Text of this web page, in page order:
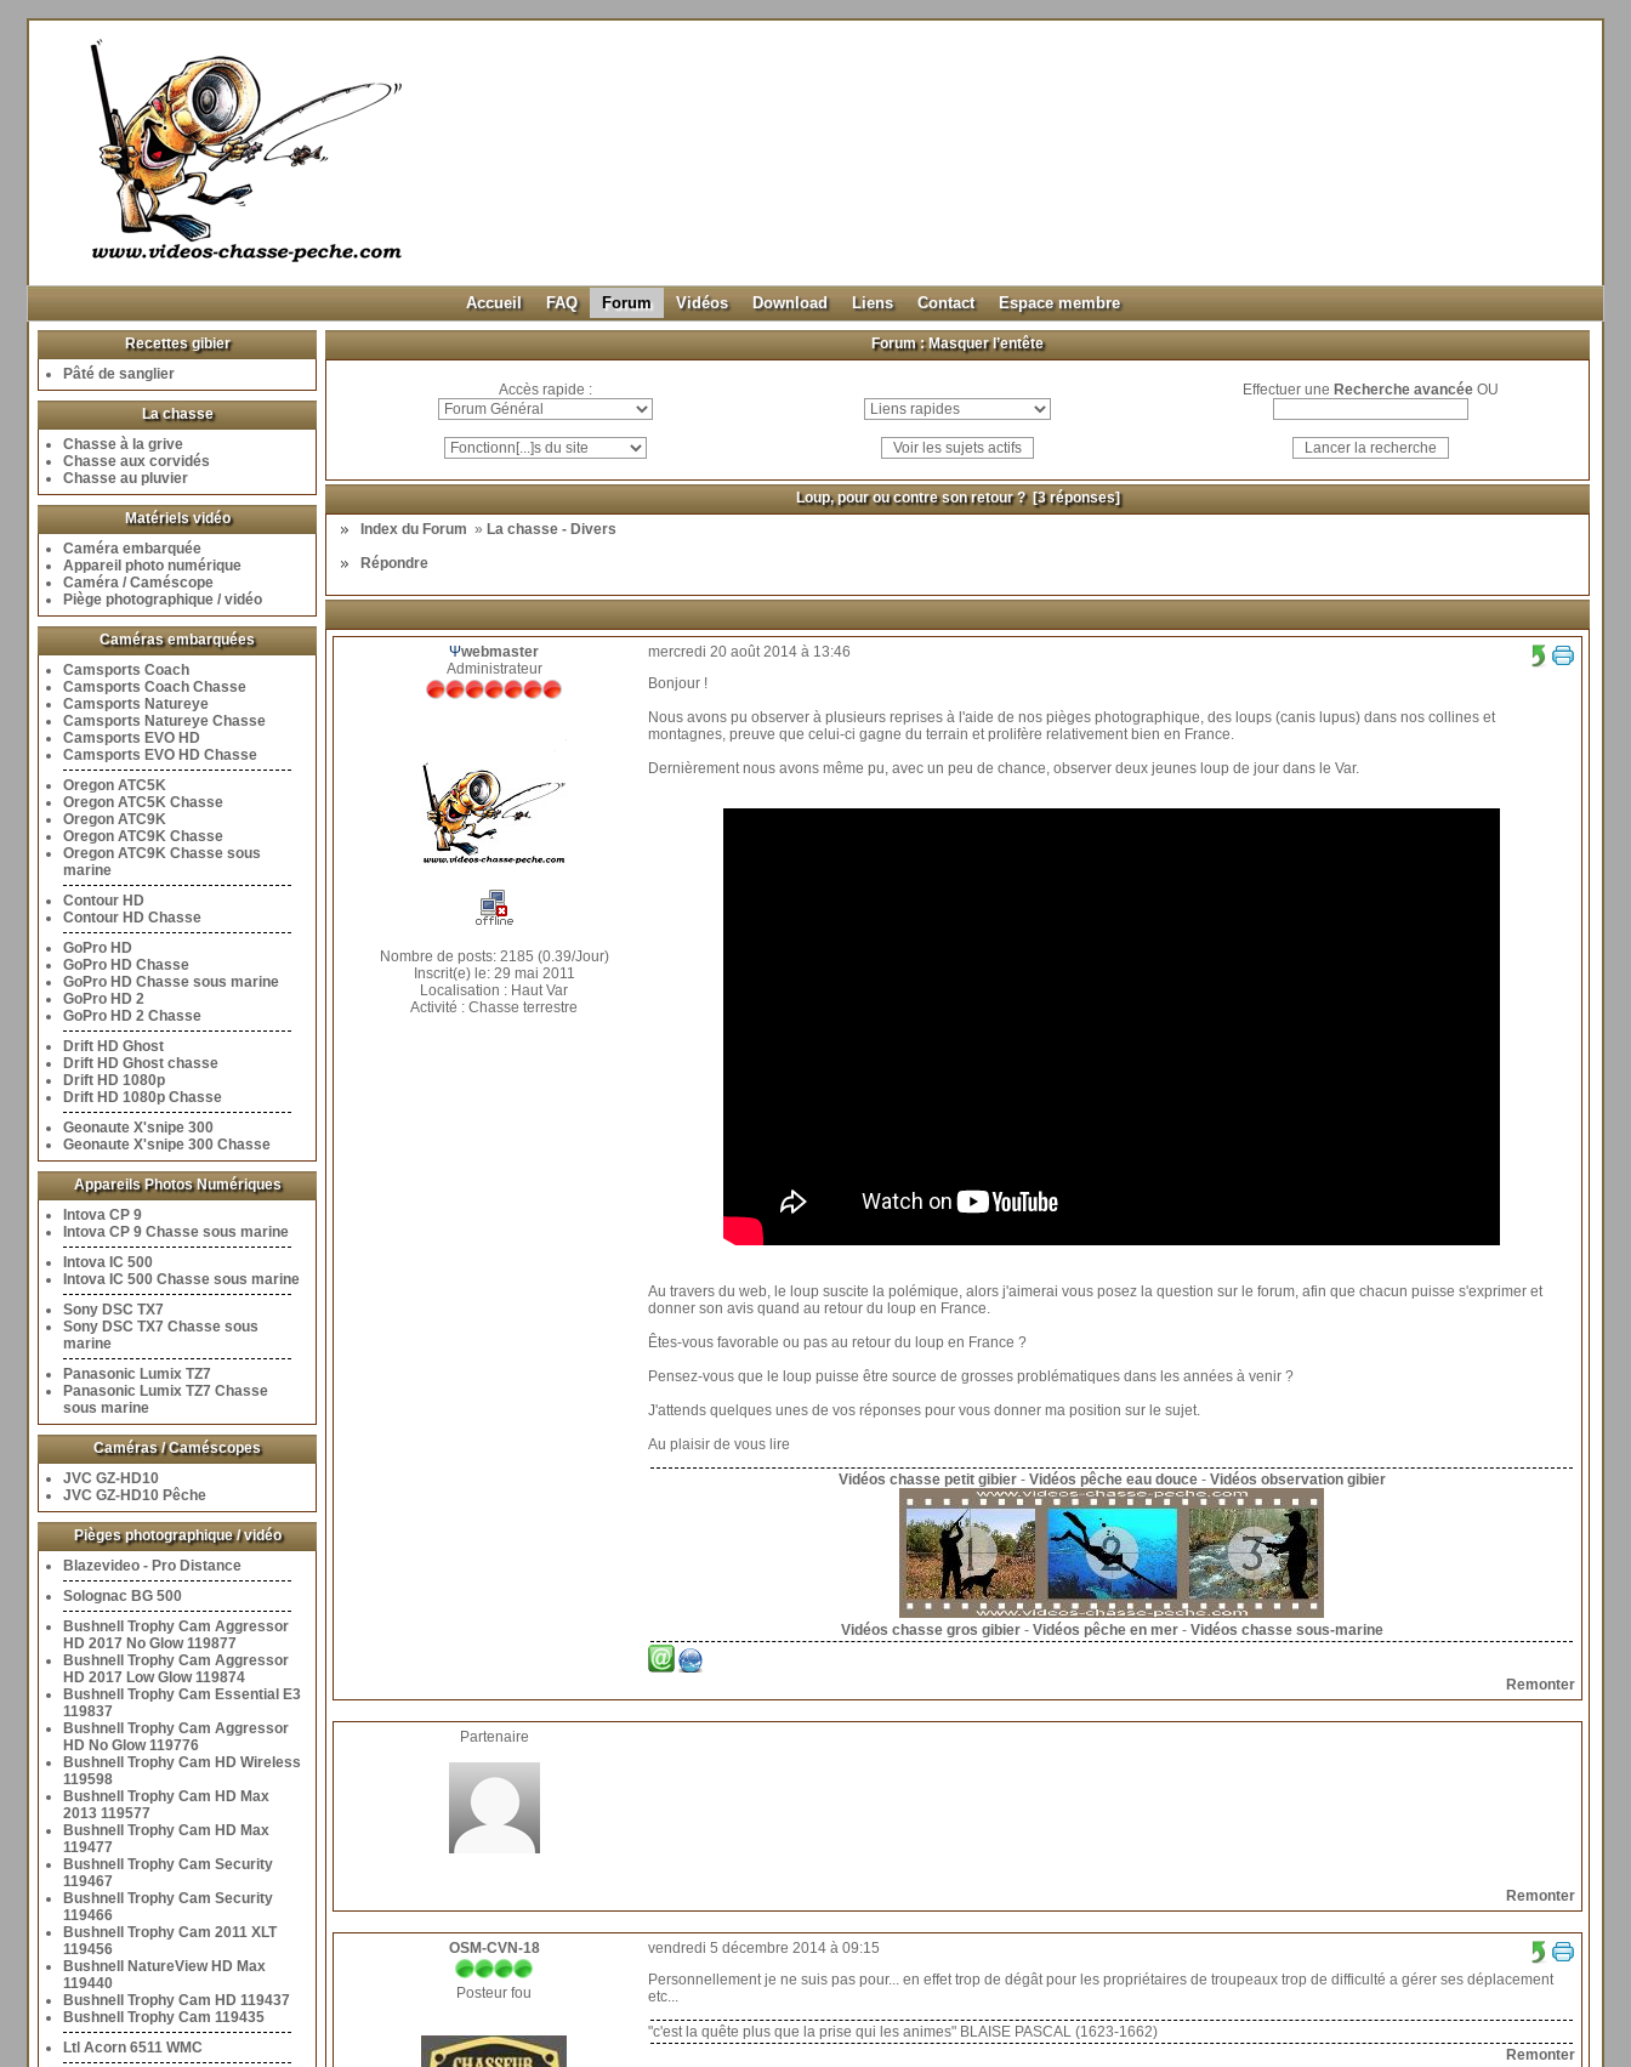
Accueil FAQ Forum Vidéos Download Liens Contact Espace membre
Recettes gibier
Pâté de sanglier
La chasse
Chasse à la grive
Chasse aux corvidés
Chasse au pluvier
Matériels vidéo
Caméra embarquée
Appareil photo numérique
Caméra / Caméscope
Piège photographique / vidéo
Caméras embarquées
Camsports Coach
Camsports Coach Chasse
Camsports Natureye
Camsports Natureye Chasse
Camsports EVO HD
Camsports EVO HD Chasse
Oregon ATC5K
Oregon ATC5K Chasse
Oregon ATC9K
Oregon ATC9K Chasse
Oregon ATC9K Chasse sous
marine
Contour HD
Contour HD Chasse
GoPro HD
GoPro HD Chasse
GoPro HD Chasse sous marine
GoPro HD 2
GoPro HD 2 Chasse
Drift HD Ghost
Drift HD Ghost chasse
Drift HD 1080p
Drift HD 1080p Chasse
Geonaute X'snipe 300
Geonaute X'snipe 300 Chasse
Appareils Photos Numériques
Intova CP 9
Intova CP 9 Chasse sous marine
Intova IC 500
Intova IC 500 Chasse sous marine
Sony DSC TX7
Sony DSC TX7 Chasse sous
marine
Panasonic Lumix TZ7
Panasonic Lumix TZ7 Chasse
sous marine
Caméras / Caméscopes
JVC GZ-HD10
JVC GZ-HD10 Pêche
Pièges photographique / vidéo
Blazevideo - Pro Distance
Solognac BG 500
Bushnell Trophy Cam Aggressor
HD 2017 No Glow 119877
Bushnell Trophy Cam Aggressor
HD 2017 Low Glow 119874
Bushnell Trophy Cam Essential E3
119837
Bushnell Trophy Cam Aggressor
HD No Glow 119776
Bushnell Trophy Cam HD Wireless
119598
Bushnell Trophy Cam HD Max
2013 119577
Bushnell Trophy Cam HD Max
119477
Bushnell Trophy Cam Security
119467
Bushnell Trophy Cam Security
119466
Bushnell Trophy Cam 2011 XLT
119456
Bushnell NatureView HD Max
119440
Bushnell Trophy Cam HD 119437
Bushnell Trophy Cam 119435
Ltl Acorn 6511 WMC
Forum : Masquer l’entête
Accès rapide : Effectuer une Recherche avancéeOU
Loup, pour ou contre son retour ?[3 réponses]
Index du Forum » La chasse - Divers
Répondre
Ψwebmaster
Administrateur
Nombre de posts: 2185 (0.39/Jour)
Inscrit(e) le: 29 mai 2011
Localisation : Haut Var
Activité : Chasse terrestre
mercredi 20 août 2014 à 13:46
Bonjour !
Nous avons pu observer à plusieurs reprises à l'aide de nos pièges photographique, des loups (canis lupus) dans nos collines et
montagnes, preuve que celui-ci gagne du terrain et prolifère relativement bien en France.
Dernièrement nous avons même pu, avec un peu de chance, observer deux jeunes loup de jour dans le Var.
Au travers du web, le loup suscite la polémique, alors j'aimerai vous posez la question sur le forum, afin que chacun puisse s'exprimer et
donner son avis quand au retour du loup en France.
Êtes-vous favorable ou pas au retour du loup en France ?
Pensez-vous que le loup puisse être source de grosses problématiques dans les années à venir ?
J'attends quelques unes de vos réponses pour vous donner ma position sur le sujet.
Au plaisir de vous lire
Vidéos chasse petit gibier- Vidéos pêche eau douce- Vidéos observation gibier
Vidéos chasse gros gibier- Vidéos pêche en mer- Vidéos chasse sous-marine
Remonter
Partenaire
Remonter
OSM-CVN-18
Posteur fou
vendredi 5 décembre 2014 à 09:15
Personnellement je ne suis pas pour... en effet trop de dégât pour les propriétaires de troupeaux trop de difficulté a gérer ses déplacement
etc...
"c'est la quête plus que la prise qui les animes" BLAISE PASCAL (1623-1662)
Remonter